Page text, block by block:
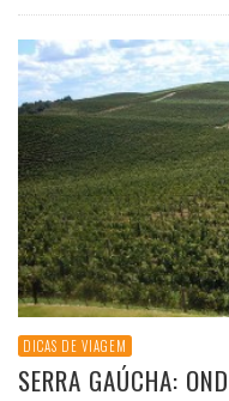
DICAS DE VIAGEM
SERRA GAÚCHA: